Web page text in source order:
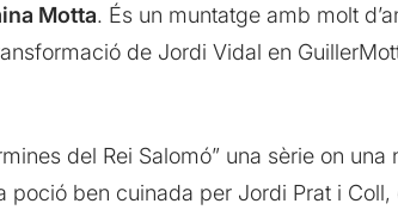
Motta. És un muntatge amb molt
de Jordi Vidal en
del Rei Salomó” una sèrie on una
ben cuinada per Jordi Prat i